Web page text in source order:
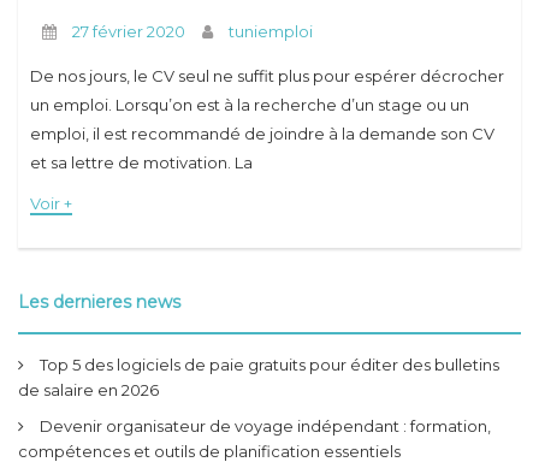
27 février 2020 tuniemploi
De nos jours, le CV seul ne suffit plus pour espérer décrocher
un emploi. Lorsqu’on est à la recherche d’un stage ou un
emploi, il est recommandé de joindre à la demande son CV
et sa lettre de motivation. La
Voir +
Les dernieres news
Top 5 des logiciels de paie gratuits pour éditer des bulletins
de salaire en 2026
Devenir organisateur de voyage indépendant : formation,
compétences et outils de planification essentiels